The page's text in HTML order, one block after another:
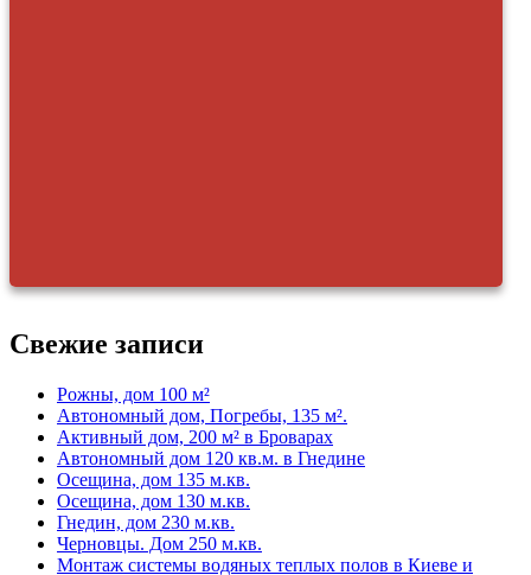
Свежие записи
Рожны, дом 100 м²
Автономный дом, Погребы, 135 м².
Активный дом, 200 м² в Броварах
Автономный дом 120 кв.м. в Гнедине
Осещина, дом 135 м.кв.
Осещина, дом 130 м.кв.
Гнедин, дом 230 м.кв.
Черновцы. Дом 250 м.кв.
Монтаж системы водяных теплых полов в Киеве и